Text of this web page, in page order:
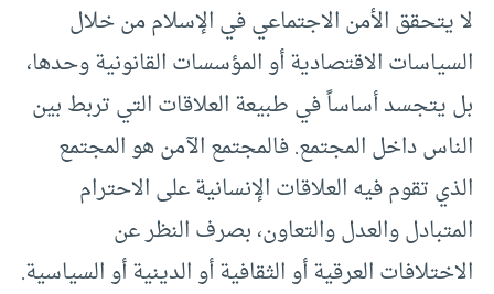
لا يتحقق الأمن الاجتماعي في الإسلام من خلال
السياسات الاقتصادية أو المؤسسات القانونية وحدها،
بل يتجسد أساساً في طبيعة العلاقات التي تربط بين
الناس داخل المجتمع. فالمجتمع الآمن هو المجتمع
الذي تقوم فيه العلاقات الإنسانية على الاحترام
المتبادل والعدل والتعاون، بصرف النظر عن
الاختلافات العرقية أو الثقافية أو الدينية أو السياسية.